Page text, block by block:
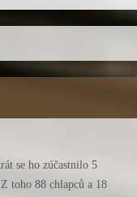
se ho zúčastnilo 5
toho 88 chlapců a 18